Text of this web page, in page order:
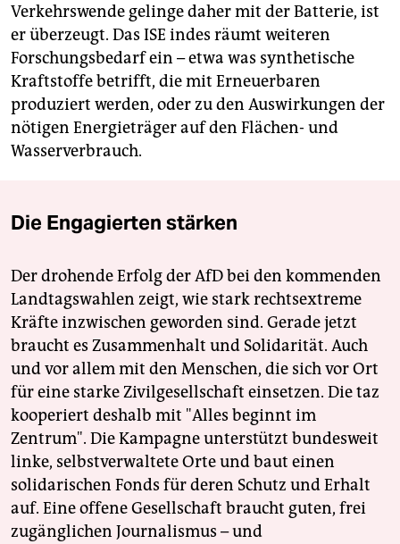
Verkehrswende gelinge daher mit der Batterie, ist
er überzeugt. Das ISE indes räumt weiteren
Forschungsbedarf ein – etwa was synthetische
Kraftstoffe betrifft, die mit Erneuerbaren
produziert werden, oder zu den Auswirkungen der
nötigen Energieträger auf den Flächen- und
Wasserverbrauch.
Die Engagierten stärken
Der drohende Erfolg der AfD bei den kommenden
Landtagswahlen zeigt, wie stark rechtsextreme
Kräfte inzwischen geworden sind. Gerade jetzt
braucht es Zusammenhalt und Solidarität. Auch
und vor allem mit den Menschen, die sich vor Ort
für eine starke Zivilgesellschaft einsetzen. Die taz
kooperiert deshalb mit "Alles beginnt im
Zentrum". Die Kampagne unterstützt bundesweit
linke, selbstverwaltete Orte und baut einen
solidarischen Fonds für deren Schutz und Erhalt
auf. Eine offene Gesellschaft braucht guten, frei
zugänglichen Journalismus – und